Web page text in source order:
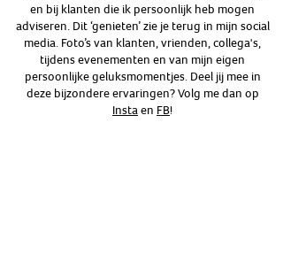
en bij klanten die ik persoonlijk heb mogen
adviseren. Dit ‘genieten’ zie je terug in mijn social
media. Foto’s van klanten, vrienden, collega's,
tijdens evenementen en van mijn eigen
persoonlijke geluksmomentjes. Deel jij mee in
deze bijzondere ervaringen? Volg me dan op
Insta en FB!